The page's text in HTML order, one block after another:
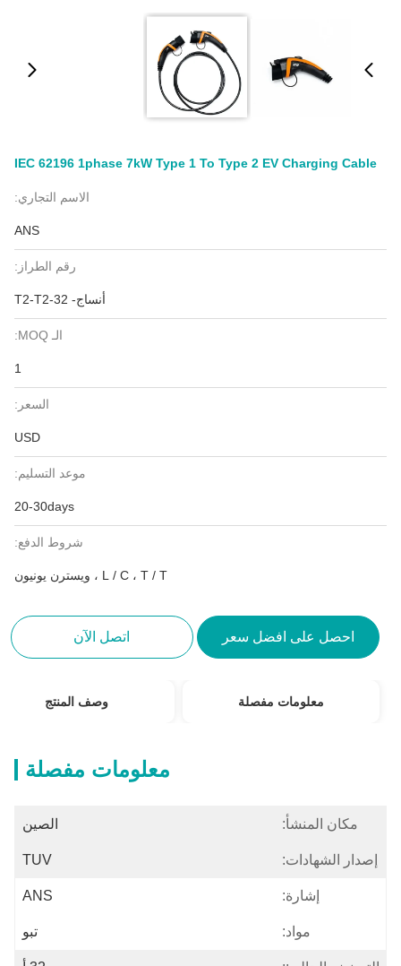
IEC 62196 1phase 7kW Type 1 To Type 2 EV Charging Cable
الاسم التجاري:
ANS
رقم الطراز:
أنساج- T2-T2-32
الـ MOQ:
السعر:
USD
موعد التسليم:
20-30days
شروط الدفع:
L / C ، T / T ، ويسترن يونيون
احصل على افضل سعر اتصل الآن
معلومات مفصلة وصف المنتج
معلومات مفصلة
مكان المنشأ: الصين
إصدار الشهادات: TUV
إشارة: ANS
مواد: تبو